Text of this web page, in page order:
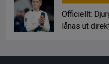
Officiellt:
lånas ut